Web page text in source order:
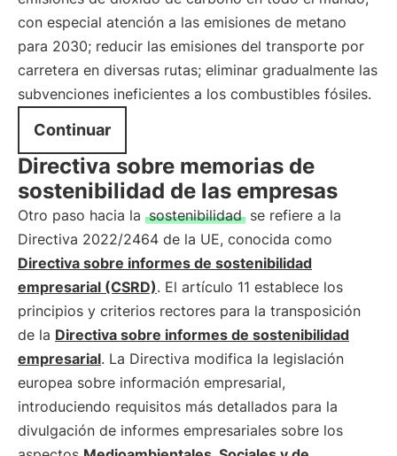
con especial atención a las emisiones de metano
para 2030; reducir las emisiones del transporte por
carretera en diversas rutas; eliminar gradualmente las
subvenciones ineficientes a los combustibles fósiles.
Continuar
Directiva sobre memorias de
sostenibilidad de las empresas
Otro paso hacia la sostenibilidad se refiere a la
Directiva 2022/2464 de la UE, conocida como
Directiva sobre informes de sostenibilidad
empresarial (CSRD). El artículo 11 establece los
principios y criterios rectores para la transposición
de la Directiva sobre informes de sostenibilidad
empresarial. La Directiva modifica la legislación
europea sobre información empresarial,
introduciendo requisitos más detallados para la
divulgación de informes empresariales sobre los